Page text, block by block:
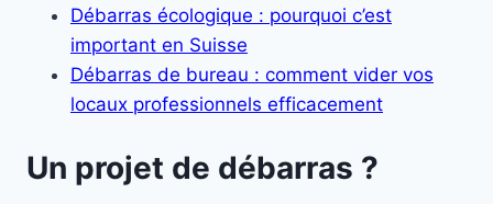
Débarras écologique : pourquoi c’est
important en Suisse
Débarras de bureau : comment vider vos
locaux professionnels efficacement
Un projet de débarras ?